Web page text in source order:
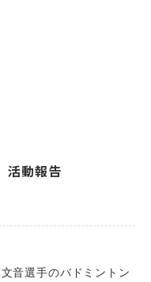
活動報告